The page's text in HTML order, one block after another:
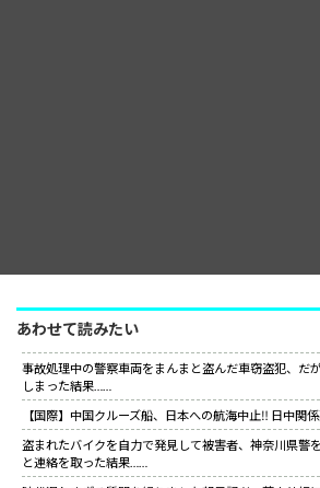
あわせて読みたい
事故処理中の警察車両をまんまと盗んだ車窃盗犯、だ
しまった結果……
【国際】中国クルーズ船、日本への航海中止‼ 日中関
盗まれたバイクを自力で発見して被害者、神奈川県警
と連絡を取った結果……